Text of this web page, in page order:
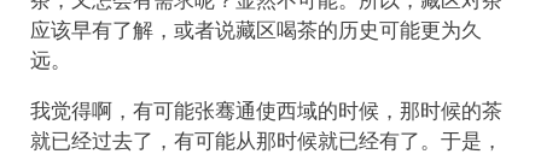
应该早有了解，或者说藏区喝茶的历史可能更为久
远。
我觉得啊，有可能张骞通使西域的时候，那时候的茶
就已经过去了，有可能从那时候就已经有了。于是，